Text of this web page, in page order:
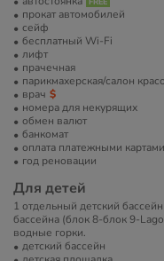
прокат автомобилей
сейф
бесплатный Wi-Fi
лифт
прачечная
парикмахерская/салон
врач
номера для некурящих
обмен валют
банкомат
оплата платежными картами
год реновации
Для детей
1 отдельный детский
бассейна (блок 8-блок 9-
водные горки.
детский бассейн